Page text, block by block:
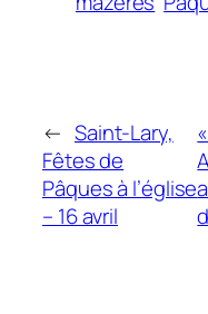
← Saint-Lary,
Fêtes de
Pâques à l’église
– 16 avril